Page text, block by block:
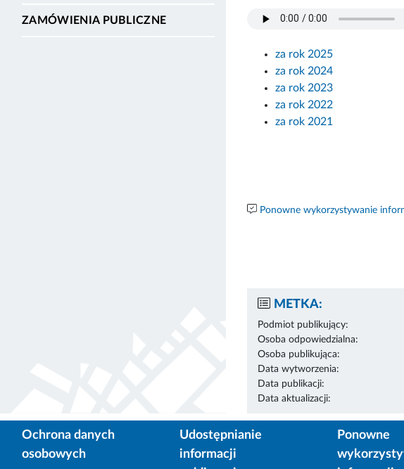
ZAMÓWIENIA PUBLICZNE
za rok 2025
za rok 2024
za rok 2023
za rok 2022
za rok 2021
Ponowne wykorzystywanie
METKA:
Podmiot publikujący:
Osoba odpowiedzialna:
Osoba publikująca:
Data wytworzenia:
Data publikacji:
Data aktualizacji:
Ochrona danych
osobowych
Udostępnianie
informacji
Ponowne